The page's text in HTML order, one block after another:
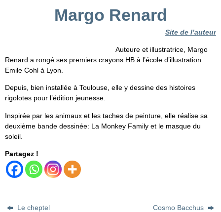
Margo Renard
Site de l’auteur
Auteure et illustratrice, Margo
Renard a rongé ses premiers crayons HB à l’école d’illustration
Emile Cohl à Lyon.
Depuis, bien installée à Toulouse, elle y dessine des histoires
rigolotes pour l’édition jeunesse.
Inspirée par les animaux et les taches de peinture, elle réalise sa
deuxième bande dessinée: La Monkey Family et le masque du
soleil.
Partagez !
Le cheptel Cosmo Bacchus